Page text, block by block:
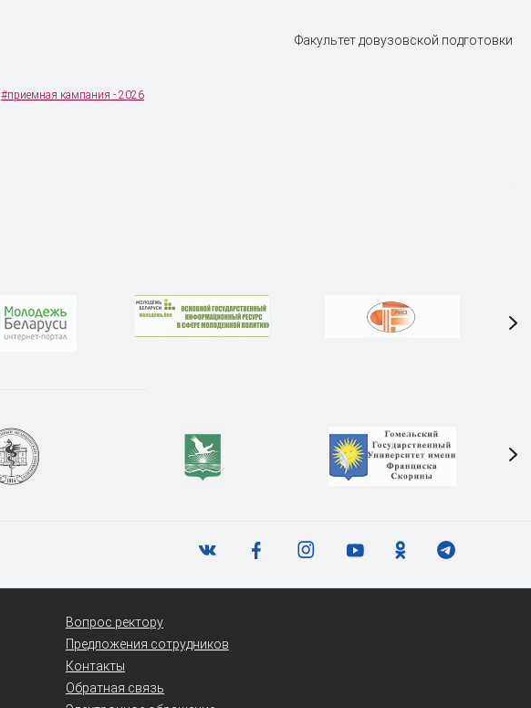
Факультет довузовской подготовки
#приемная кампания - 2026
Вопрос ректору
Предложения сотрудников
Контакты
Обратная связь